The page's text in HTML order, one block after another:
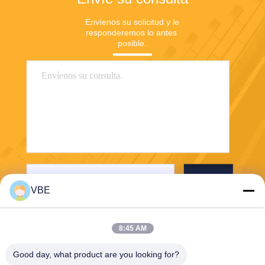
Envíenos su solicitud y le
responderemos lo antes
posible.
VBE
8:45 AM
Good day, what product are you looking for?